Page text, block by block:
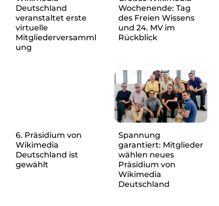
Verschlusssache Prüfung
Wissen. Macht. Gerechtigkeit.
Wikipedia-Schwesterprojekte
Wikivoyage
Über uns
Verein
Deutschland
veranstaltet erste
virtuelle
Mitgliederversamml
ung
Wochenende: Tag
des Freien Wissens
und 24. MV im
Rückblick
6. Präsidium von
Wikimedia
Deutschland ist
gewählt
Spannung
garantiert: Mitglieder
wählen neues
Präsidium von
Wikimedia
Deutschland